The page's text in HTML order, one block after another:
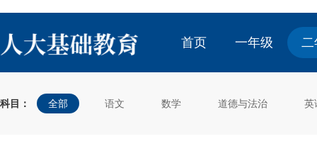
首页 一年级 二
科目： 全部 语文 数学 道德与法治 英